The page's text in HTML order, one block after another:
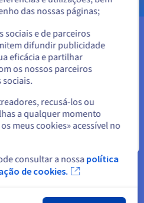
milissegundos
oudas nossas páginas;
sociais e de parceiros
difundir publicidade
eficácia e partilhar
os nossos parceiros
sociais.
recusá-los ou
a qualquer momento
meus cookies» acessível no
consultar a nossa política
de cookies.